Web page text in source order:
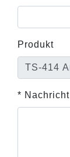
Produkt
* Nachricht